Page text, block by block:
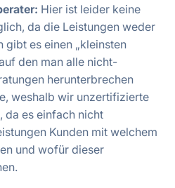
Hier ist leider keine
da die Leistungen weder
gibt es einen „kleinsten
den man alle nicht-
herunterbrechen
weshalb wir unzertifizierte
da es einfach nicht
Kunden mit welchem
und wofür dieser